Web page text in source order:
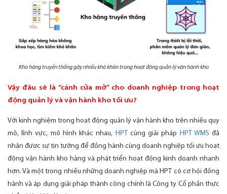
Kho hàng truyền thống gây nhiều khó khăn trong hoạt động quản lý vận hành kho
Vậy đâu sẽ là “cánh cửa mở” cho doanh nghiệp trong hoạt
động quản lý và vận hành kho tối ưu?
Với kinh nghiệm trong hoạt động quản lý vận hành kho trên nhiều quy
mô, lĩnh vực, mô hình khác nhau, HPTcùng giải pháp HPT WMS đã
nhận được sự tin tưởng để đồng hành cùng doanh nghiệp tối ưu hoạt
động vận hành kho hàng và phát triển hoạt động kinh doanh nhanh
hơn. Và một trong nhiều những doanh nghiệp mà HPT có cơ hội đồng
hành và áp dụng giải pháp thành công chính là Công ty Cổ phần thực